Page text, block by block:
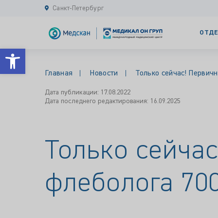
Открыть панель инструментов
Санкт-Петербург
Главная Новости Только сейчас!
Дата публикации: 17.08.2022
Дата последнего редактирования: 16.09.2025
Только
флеболога